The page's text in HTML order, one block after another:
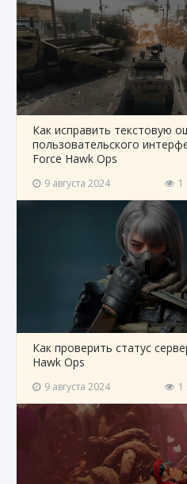
Как исправить текстовую
пользовательского
Force Hawk Ops
9 августа 2024 1
Как проверить статус
Hawk Ops
9 августа 2024 1